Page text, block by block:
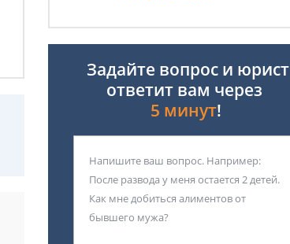
Задайте вопрос и юрист
ответит вам через
5 минут!